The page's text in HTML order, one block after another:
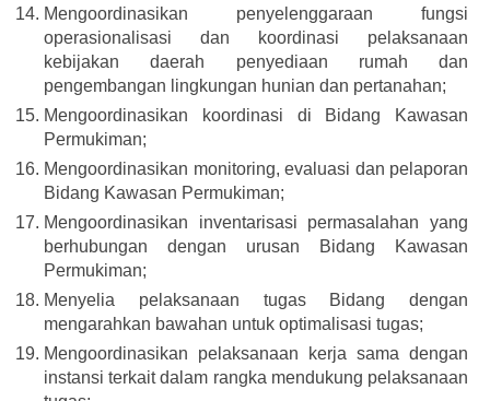
Mengoordinasikan penyelenggaraan fungsi
operasionalisasi dan koordinasi pelaksanaan
kebijakan daerah penyediaan rumah dan
pengembangan lingkungan hunian dan pertanahan;
Mengoordinasikan koordinasi di Bidang Kawasan
Permukiman;
Mengoordinasikan monitoring, evaluasi dan pelaporan
Bidang Kawasan Permukiman;
Mengoordinasikan inventarisasi permasalahan yang
berhubungan dengan urusan Bidang Kawasan
Permukiman;
Menyelia pelaksanaan tugas Bidang dengan
mengarahkan bawahan untuk optimalisasi tugas;
Mengoordinasikan pelaksanaan kerja sama dengan
instansi terkait dalam rangka mendukung pelaksanaan